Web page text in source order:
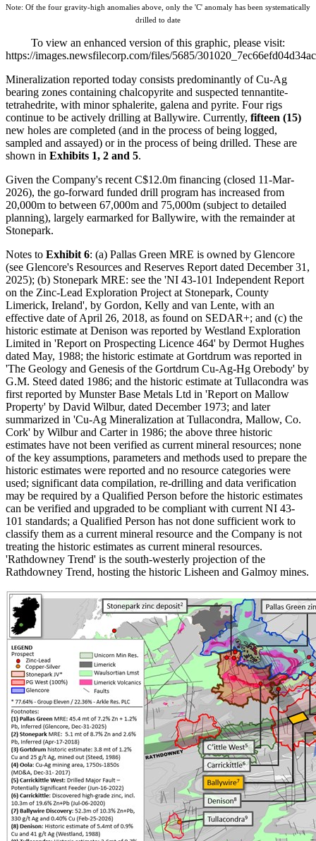
Note: Of the four gravity-high anomalies above, only the 'C' anomaly has been systematically
drilled to date
To view an enhanced version of this graphic, please visit:
https://images.newsfilecorp.com/files/5685/
Mineralization reported today consists predominantly of Cu-Ag
bearing zones containing chalcopyrite and suspected tennantite-
tetrahedrite, with minor sphalerite, galena and pyrite. Four rigs
continue to be actively drilling at Ballywire. Currently, fifteen (15)
new holes are completed (and in the process of being logged,
sampled and assayed) or in the process of being drilled. These are
shown in Exhibits 1, 2 and 5.
Given the Company's recent C$12.0m financing (closed 11-Mar-
2026), the go-forward funded drill program has increased from
20,000m to between 67,000m and 75,000m (subject to detailed
planning), largely earmarked for Ballywire, with the remainder at
Stonepark.
Notes to Exhibit 6: (a) Pallas Green MRE is owned by Glencore
(see Glencore's Resources and Reserves Report dated December 31,
2025); (b) Stonepark MRE: see the 'NI 43-101 Independent Report
on the Zinc-Lead Exploration Project at Stonepark, County
Limerick, Ireland', by Gordon, Kelly and van Lente, with an
effective date of April 26, 2018, as found on SEDAR+; and (c) the
historic estimate at Denison was reported by Westland Exploration
Limited in 'Report on Prospecting Licence 464' by Dermot Hughes
dated May, 1988; the historic estimate at Gortdrum was reported in
'The Geology and Genesis of the Gortdrum Cu-Ag-Hg Orebody' by
G.M. Steed dated 1986; and the historic estimate at Tullacondra was
first reported by Munster Base Metals Ltd in 'Report on Mallow
Property' by David Wilbur, dated December 1973; and later
summarized in 'Cu-Ag Mineralization at Tullacondra, Mallow, Co.
Cork' by Wilbur and Carter in 1986; the above three historic
estimates have not been verified as current mineral resources; none
of the key assumptions, parameters and methods used to prepare the
historic estimates were reported and no resource categories were
used; significant data compilation, re-drilling and data verification
may be required by a Qualified Person before the historic estimates
can be verified and upgraded to be compliant with current NI 43-
101 standards; a Qualified Person has not done sufficient work to
classify them as a current mineral resource and the Company is not
treating the historic estimates as current mineral resources.
'Rathdowney Trend' is the south-westerly projection of the
Rathdowney Trend, hosting the historic Lisheen and Galmoy mines.